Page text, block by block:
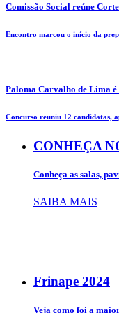
Comissão Social reúne
Encontro marcou o início da
Paloma Carvalho de Lima
Concurso reuniu 12 candidatas,
CONHEÇA
Conheça as salas,
SAIBA MAIS
Frinape 2024
Veja como foi a